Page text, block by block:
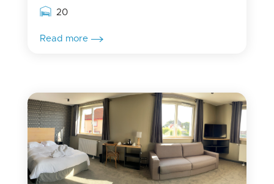
Rooms capacity
20
Read more